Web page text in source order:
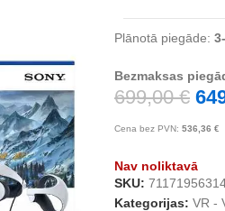
Plānotā piegāde:
Bezmaksas
699,00€
Cena bez PVN: 536,36 €
Nav noliktavā
SKU:
Kategorijas: VR -